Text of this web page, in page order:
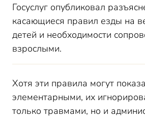
Госуслуг опубликовал
касающиеся правил езды на
детей и необходимости
взрослыми.
Хотя эти правила могут
элементарными, их
только травмами, но и